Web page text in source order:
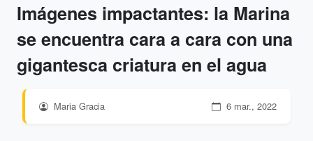
Imágenes impactantes: la Marina
se encuentra cara a cara con una
gigantesca criatura en el agua
Maria Gracia 6 mar., 2022